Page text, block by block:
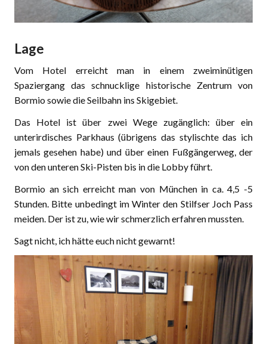
Lage
Vom Hotel erreicht man in einem zweiminütigen
Spaziergang das schnucklige historische Zentrum von
Bormio sowie die Seilbahn ins Skigebiet.
Das Hotel ist über zwei Wege zugänglich: über ein
unterirdisches Parkhaus (übrigens das stylischte das ich
jemals gesehen habe) und über einen Fußgängerweg, der
von den unteren Ski-Pisten bis in die Lobby führt.
Bormio an sich erreicht man von München in ca. 4,5 -5
Stunden. Bitte unbedingt im Winter den Stilfser Joch Pass
meiden. Der ist zu, wie wir schmerzlich erfahren mussten.
Sagt nicht, ich hätte euch nicht gewarnt!